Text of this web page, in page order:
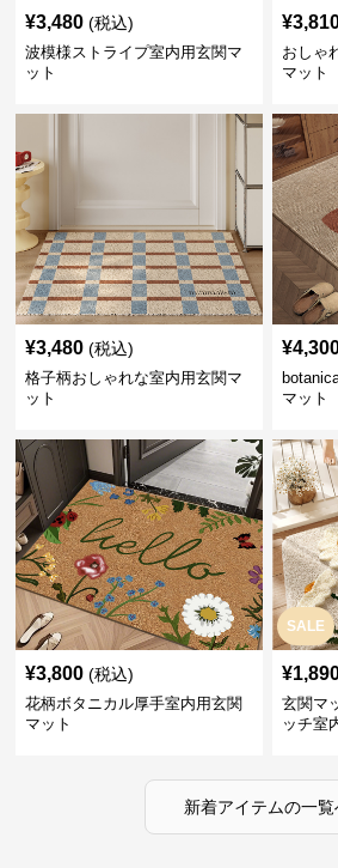
¥3,480 (税込)
波模様ストライプ室内用玄関マ
ット
¥
おしゃ
マット
¥3,480 (税込)
格子柄おしゃれな室内用玄関マ
ット
¥
マット
¥3,800 (税込)
花柄ボタニカル厚手室内用玄関
マット
SALE
¥
玄関マ
ッチ室
新着アイテムの一覧